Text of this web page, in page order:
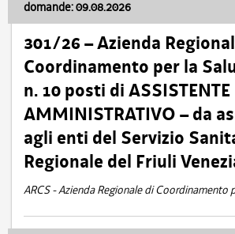
domande: 09.08.2026
301/26 – Azienda
Coordinamento per la
n. 10 posti di ASSISTENTE
AMMINISTRATIVO – da
agli enti del Servizio
Regionale del Friuli
ARCS - Azienda Regionale di Coordinamento